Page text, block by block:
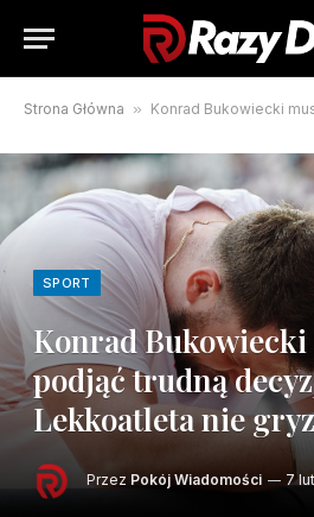
Strona Główna » Konrad Bukowiecki musiał podjąć
SPORT
Konrad Bukowiecki
podjąć trudną
Lekkoatleta nie
Przez Pokój Wiadomości 7